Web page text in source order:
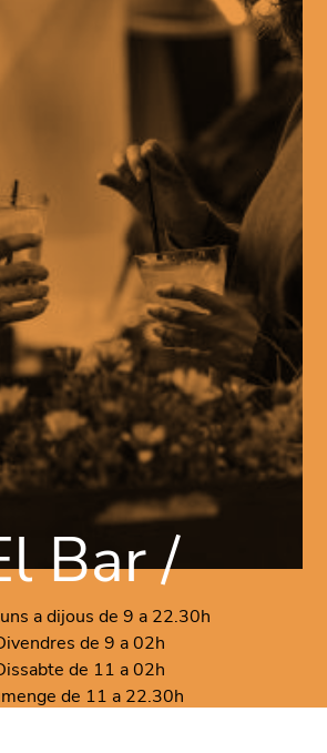
Bar /
a dijous de 9 a 22.30h
de 9 a 02h
de 11 a 02h
de 11 a 22.30h